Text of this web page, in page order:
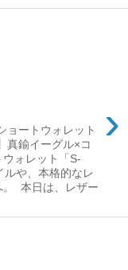
›
ートウォレット
真鍮イーグル×コ
ォレット「S-
ルや、本格的なレ
。 本日は、レザー